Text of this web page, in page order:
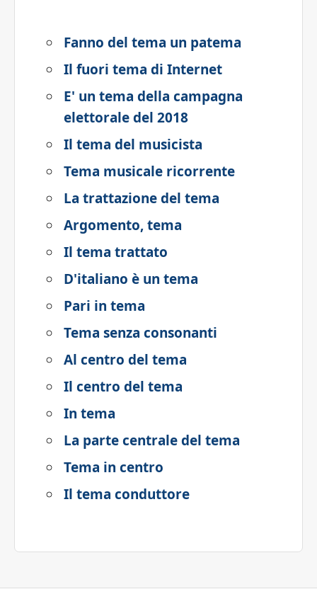
Fanno del tema un patema
Il fuori tema di Internet
E' un tema della campagna
elettorale del 2018
Il tema del musicista
Tema musicale ricorrente
La trattazione del tema
Argomento, tema
Il tema trattato
D'italiano è un tema
Pari in tema
Tema senza consonanti
Al centro del tema
Il centro del tema
In tema
La parte centrale del tema
Tema in centro
Il tema conduttore